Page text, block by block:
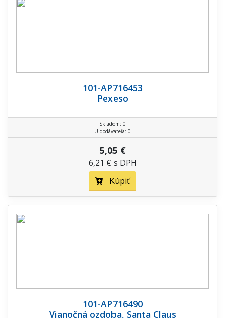
101-AP716453
Pexeso
Skladom: 0
U dodávateľa: 0
5,05 €
6,21 € s DPH
Kúpiť
101-AP716490
Vianočná ozdoba, Santa Claus